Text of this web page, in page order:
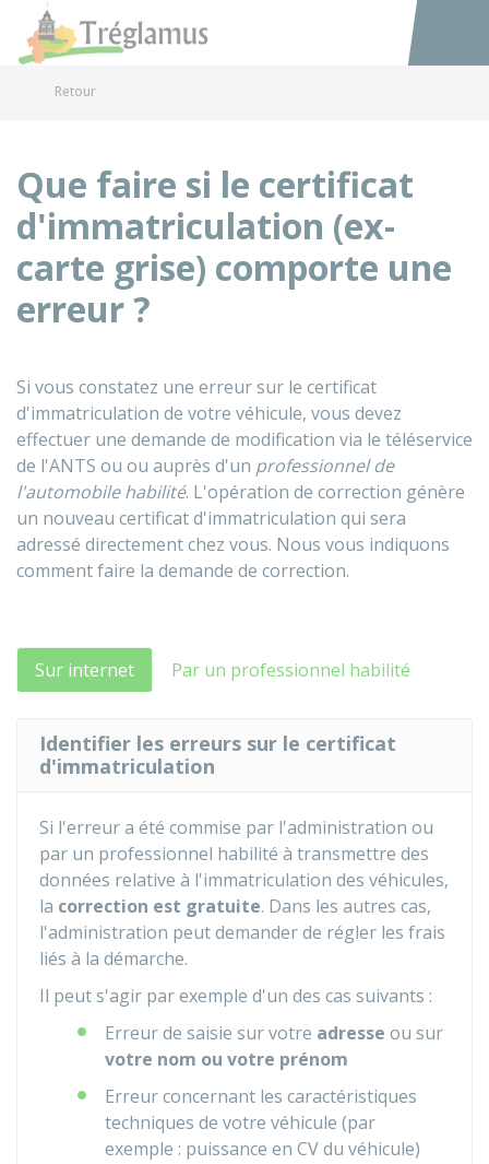
Accéder
Retour
Que faire si le certificat
d'immatriculation (ex-
carte grise) comporte une
erreur ?
Si vous constatez une erreur sur le certificat
d'immatriculation de votre véhicule, vous devez
effectuer une demande de modification via le téléservice
de l'ANTS ou ou auprès d'un professionnel de
l'automobile habilité. L'opération de correction génère
un nouveau certificat d'immatriculation qui sera
adressé directement chez vous. Nous vous indiquons
comment faire la demande de correction.
Sur internet Par un professionnel habilité
Identifier les erreurs sur le certificat
d'immatriculation
Si l'erreur a été commise par l'administration ou
par un professionnel habilité à transmettre des
données relative à l'immatriculation des véhicules,
la correction est gratuite. Dans les autres cas,
l'administration peut demander de régler les frais
liés à la démarche.
Il peut s'agir par exemple d'un des cas suivants :
Erreur de saisie sur votre adresse ou sur
votre nom ou votre prénom
Erreur concernant les caractéristiques
techniques de votre véhicule (par
exemple : puissance en CV du véhicule)